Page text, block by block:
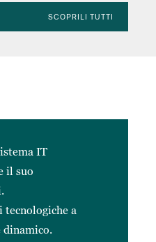
SCOPRILI TUTTI
IT
il suo
a
dinamico.